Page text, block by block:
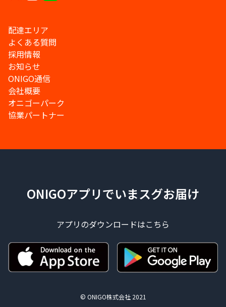
配達エリア
よくある質問
採用情報
お知らせ
ONIGO通信
会社概要
オニゴーパーク
協業パートナー
ONIGOアプリでいまスグお届け
アプリのダウンロードはこちら
© ONIGO株式会社 2021